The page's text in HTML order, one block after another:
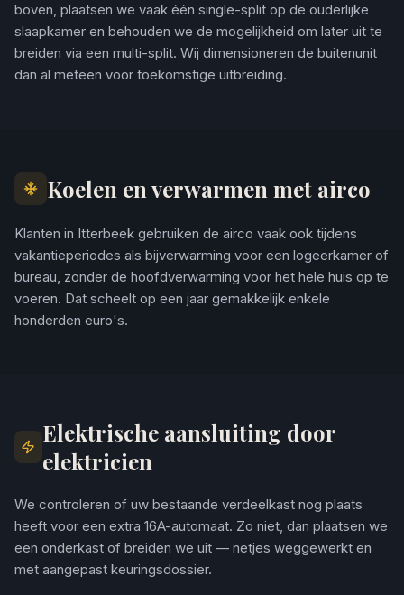
boven, plaatsen we vaak één single-split op de ouderlijke
slaapkamer en behouden we de mogelijkheid om later uit te
breiden via een multi-split. Wij dimensioneren de buitenunit
dan al meteen voor toekomstige uitbreiding.
Koelen en verwarmen met airco
Klanten in Itterbeek gebruiken de airco vaak ook tijdens
vakantieperiodes als bijverwarming voor een logeerkamer of
bureau, zonder de hoofdverwarming voor het hele huis op te
voeren. Dat scheelt op een jaar gemakkelijk enkele
honderden euro's.
Elektrische aansluiting door
elektricien
We controleren of uw bestaande verdeelkast nog plaats
heeft voor een extra 16A-automaat. Zo niet, dan plaatsen we
een onderkast of breiden we uit — netjes weggewerkt en
met aangepast keuringsdossier.